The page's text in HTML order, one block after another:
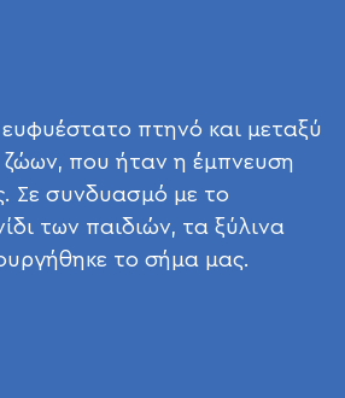
πτηνό και μεταξύ
ζώων, που ήταν η έμπνευση
Σε συνδυασμό με το
των παιδιών, τα ξύλινα
το σήμα μας.